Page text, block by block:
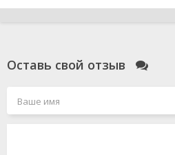
Оставь свой отзыв